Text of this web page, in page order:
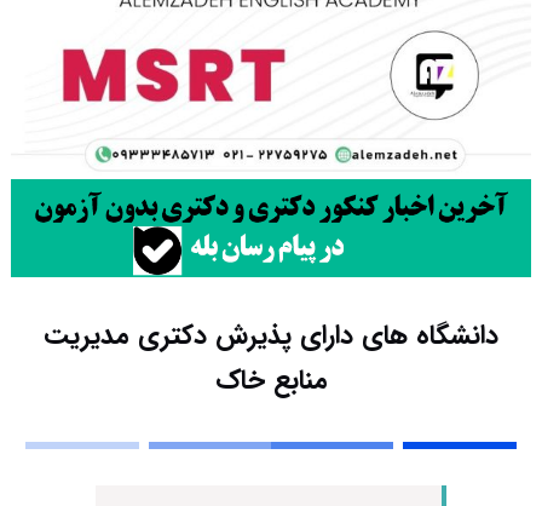
دانشگاه های دارای پذیرش دکتری مدیریت
ﻣﻨﺎﺑﻊ ﺧﺎک